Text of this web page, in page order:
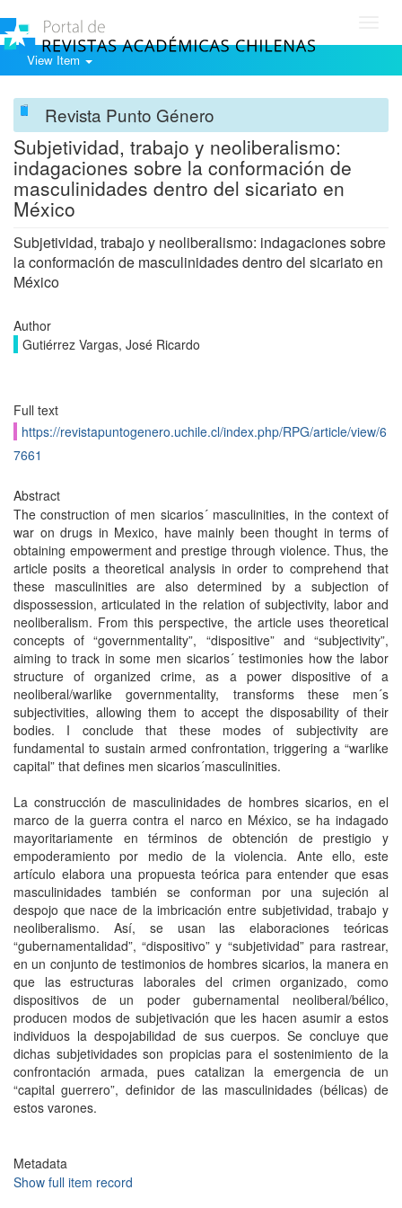
View Item
Revista Punto Género
Subjetividad, trabajo y neoliberalismo:
indagaciones sobre la conformación de
masculinidades dentro del sicariato en
México
Subjetividad, trabajo y neoliberalismo: indagaciones sobre
la conformación de masculinidades dentro del sicariato en
México
Author
Gutiérrez Vargas, José Ricardo
Full text
https://revistapuntogenero.uchile.cl/index.php/RPG/article/view/6
7661
Abstract
The construction of men sicarios´ masculinities, in the context of
war on drugs in Mexico, have mainly been thought in terms of
obtaining empowerment and prestige through violence. Thus, the
article posits a theoretical analysis in order to comprehend that
these masculinities are also determined by a subjection of
dispossession, articulated in the relation of subjectivity, labor and
neoliberalism. From this perspective, the article uses theoretical
concepts of “governmentality”, “dispositive” and “subjectivity”,
aiming to track in some men sicarios´ testimonies how the labor
structure of organized crime, as a power dispositive of a
neoliberal/warlike governmentality, transforms these men´s
subjectivities, allowing them to accept the disposability of their
bodies. I conclude that these modes of subjectivity are
fundamental to sustain armed confrontation, triggering a “warlike
capital” that defines men sicarios´masculinities.
La construcción de masculinidades de hombres sicarios, en el
marco de la guerra contra el narco en México, se ha indagado
mayoritariamente en términos de obtención de prestigio y
empoderamiento por medio de la violencia. Ante ello, este
artículo elabora una propuesta teórica para entender que esas
masculinidades también se conforman por una sujeción al
despojo que nace de la imbricación entre subjetividad, trabajo y
neoliberalismo. Así, se usan las elaboraciones teóricas
“gubernamentalidad”, “dispositivo” y “subjetividad” para rastrear,
en un conjunto de testimonios de hombres sicarios, la manera en
que las estructuras laborales del crimen organizado, como
dispositivos de un poder gubernamental neoliberal/bélico,
producen modos de subjetivación que les hacen asumir a estos
individuos la despojabilidad de sus cuerpos. Se concluye que
dichas subjetividades son propicias para el sostenimiento de la
confrontación armada, pues catalizan la emergencia de un
“capital guerrero”, definidor de las masculinidades (bélicas) de
estos varones.
Metadata
Show full item record